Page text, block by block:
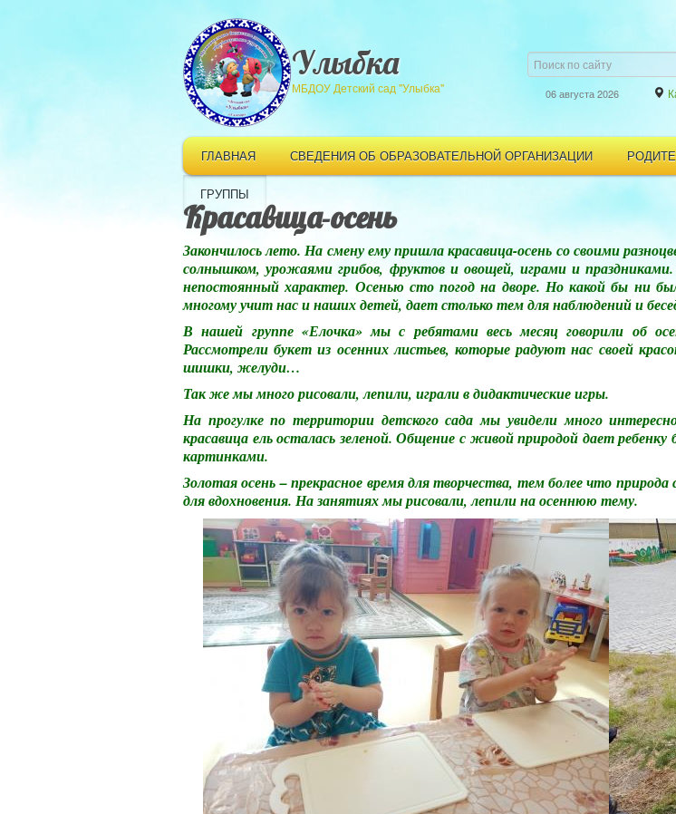
Улыбка
МБДОУ Детский сад "Улыбка" 06 августа 2026
ГЛАВНАЯ СВЕДЕНИЯ ОБ ОБРАЗОВАТЕЛЬНОЙ ОРГАНИЗАЦИИ
ГРУППЫ
Красавица-осень
Закончилось лето. На смену ему пришла красавица-осень со своими
солнышком, урожаями грибов, фруктов и овощей, играми и
непостоянный характер. Осенью сто погод на дворе. Но какой бы ни
многому учит нас и наших детей, дает столько тем для наблюдений и
В нашей группе «Елочка» мы с ребятами весь месяц говорили об
Рассмотрели букет из осенних листьев, которые радуют нас своей
шишки, желуди…
Так же мы много рисовали, лепили, играли в дидактические игры.
На прогулке по территории детского сада мы увидели много
красавица ель осталась зеленой. Общение с живой природой дает ребенку
картинками.
Золотая осень – прекрасное время для творчества, тем более что
для вдохновения. На занятиях мы рисовали, лепили на осеннюю тему.